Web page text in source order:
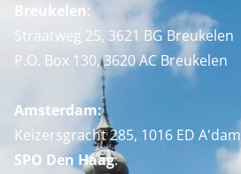
Breukelen:
Straatweg 25, 3621 BG Breukelen
P.O. Box 130, 3620 AC Breukelen
Amsterdam:
Keizersgracht 285, 1016 ED A'dam
SPO Den Haag: